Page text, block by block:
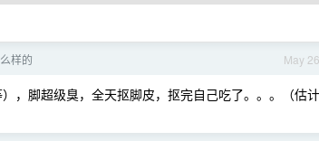
May 26
样的
，脚超级臭，全天抠脚皮，抠完自己吃了。。。（估计